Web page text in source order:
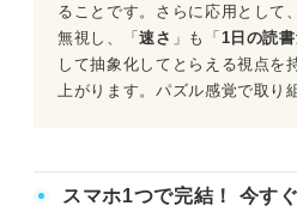
ることです。さらに応用として
無視し、「速さ 」も「 1日の読
して抽象化してとらえる視点を
上がります。パズル感覚で取り
スマホ1つで完結！ 今す